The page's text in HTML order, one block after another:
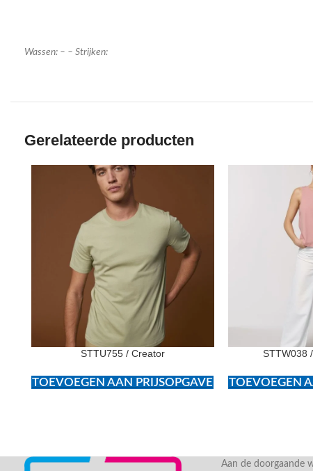
Wassen: – – Strijken:
Gerelateerde producten
STTU755 / Creator
TOEVOEGEN AAN PRIJSOPGAVE
STTW038
TOEVOEGEN
Aan de doorgaande